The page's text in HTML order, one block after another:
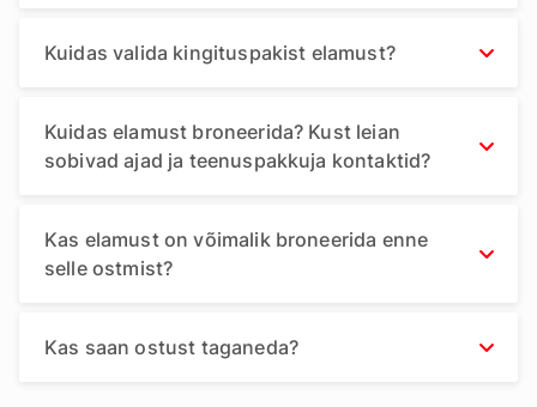
Kuidas valida kingituspakist elamust?
Kuidas elamust broneerida? Kust leian
sobivad ajad ja teenuspakkuja kontaktid?
Kas elamust on võimalik broneerida enne
selle ostmist?
Kas saan ostust taganeda?